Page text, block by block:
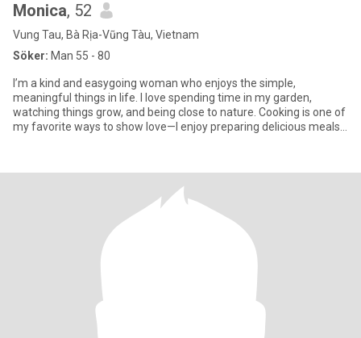
Monica, 52
Vung Tau, Bà Rịa-Vũng Tàu, Vietnam
Söker: Man 55 - 80
I’m a kind and easygoing woman who enjoys the simple,
meaningful things in life. I love spending time in my garden,
watching things grow, and being close to nature. Cooking is one of
my favorite ways to show love—I enjoy preparing delicious meals